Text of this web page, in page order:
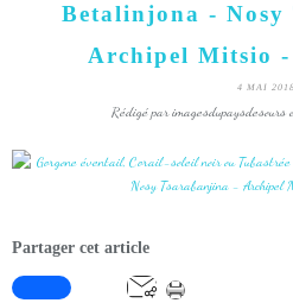
Betalinjona - Nosy
Archipel Mitsio -
4 MAI 2018
Rédigé par imagesdupaysdesours
Partager cet article